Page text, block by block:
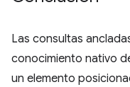
Las consultas
conocimiento nativo
un elemento